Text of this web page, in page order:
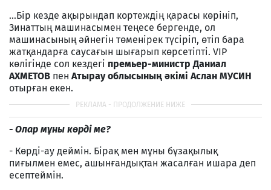
…Бір кезде ақырындап кортеждің қарасы көрініп,
Зинаттың машинасымен теңесе бергенде, ол
машинасының әйнегін төменірек түсіріп, өтіп бара
жатқандарға саусағын шығарып көрсетіпті. VIP
көлігінде сол кездегі премьер-министр Даниал
АХМЕТОВ пен Атырау облысының әкімі Аслан МУСИН
отырған екен.
- Олар мұны көрді ме?
- Көрді-ау деймін. Бірақ мен мұны бұзақылық
пиғылмен емес, ашынғандықтан жасалған ишара деп
есептеймін.